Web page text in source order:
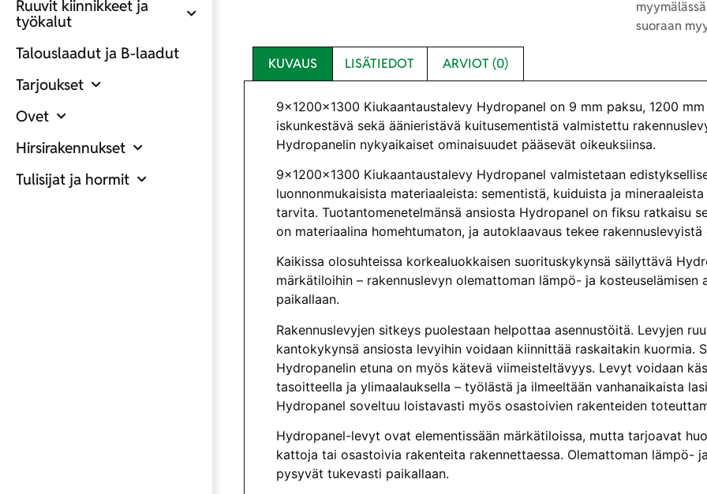
Ruuvit kiinnikkeet ja
työkalut
Talouslaadut ja B-laadut
Tarjoukset
Ovet
Hirsirakennukset
Tulisijat ja hormit
suoraan
KUVAUS LISÄTIEDOT ARVIOT (0)
9x1200x1300 Kiukaantaustalevy Hydropanel on 9 mm paksu, 1200
iskunkestävä sekä äänieristävä kuitusementistä valmistettu
Hydropanelin nykyaikaiset ominaisuudet pääsevät oikeuksiinsa.
9x1200x1300 Kiukaantaustalevy Hydropanel valmistetaan
luonnonmukaisista materiaaleista: sementistä, kuiduista ja
tarvita. Tuotantomenetelmänsä ansiosta Hydropanel on fiksu ratkaisu
on materiaalina homehtumaton, ja autoklaavaus tekee
Kaikissa olosuhteissa korkealuokkaisen suorituskykynsä säilyttävä
märkätiloihin – rakennuslevyn olemattoman lämpö- ja
paikallaan.
Rakennuslevyjen sitkeys puolestaan helpottaa asennustöitä. Levyjen
kantokykynsä ansiosta levyihin voidaan kiinnittää raskaitakin kuormia.
Hydropanelin etuna on myös kätevä viimeisteltävyys. Levyt voidaan
tasoitteella ja ylimaalauksella – työlästä ja ilmeeltään vanhanaikaista
Hydropanel soveltuu loistavasti myös osastoivien rakenteiden
Hydropanel-levyt ovat elementissään märkätiloissa, mutta tarjoavat
kattoja tai osastoivia rakenteita rakennettaessa. Olemattoman lämpö-
pysyvät tukevasti paikallaan.